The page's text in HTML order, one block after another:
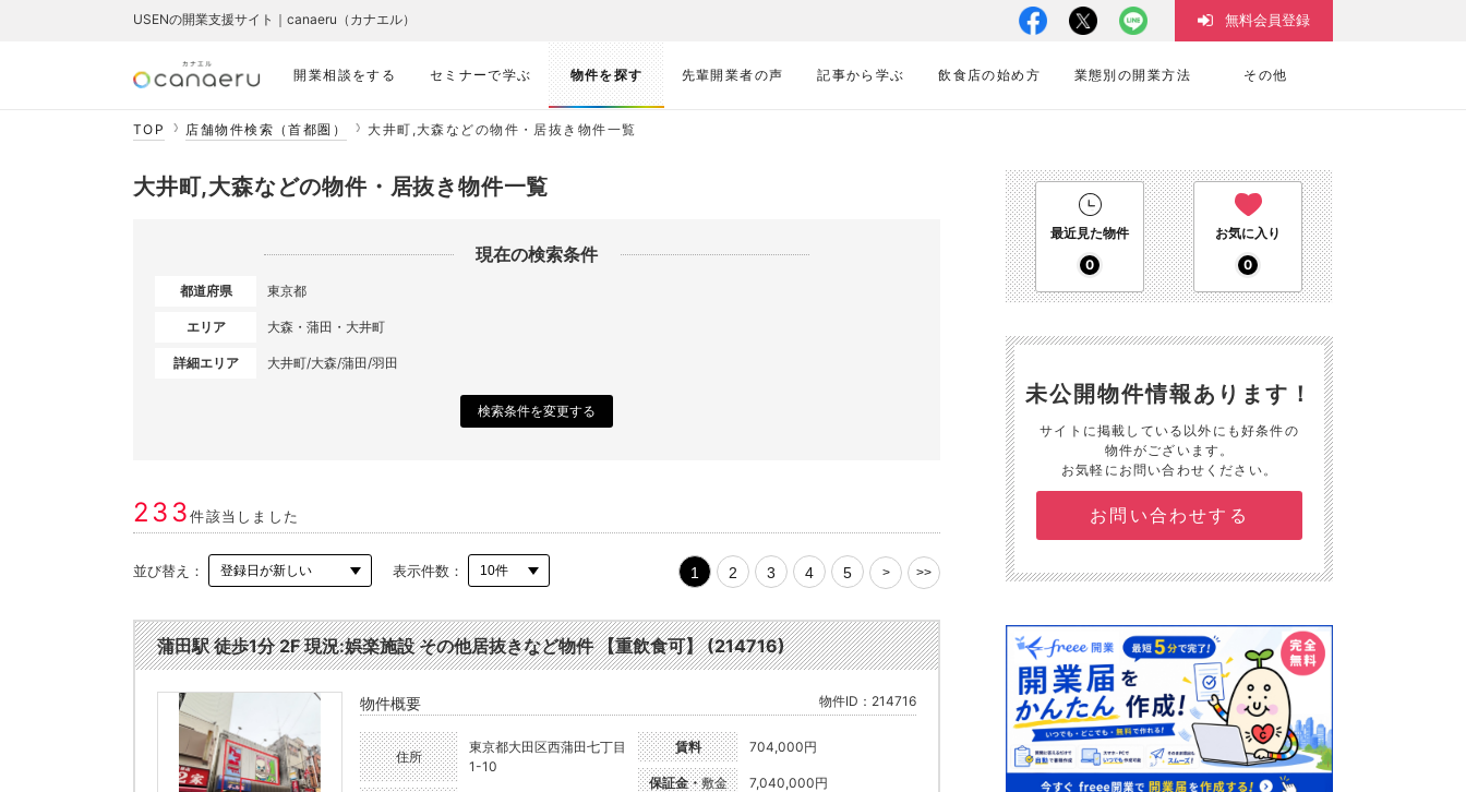
開業相談をする セミナーで学ぶ 物件を探す 先輩開業者の声 記事から学ぶ 飲食店の始め方 業態別の開業方法 その他
USENの開業支援サイト｜canaeru（カナエル） 無料会員登録
TOP 店舗物件検索（首都圏） 大井町,大森などの物件・居抜き物件一覧
大井町,大森などの物件・居抜き物件一覧
現在の検索条件
都道府県 東京都
エリア 大森・蒲田・大井町
詳細エリア 大井町/大森/蒲田/羽田
検索条件を変更する
233件該当しました
並び替え： 表示件数： 1 2 3 4 5 > >>
蒲田駅 徒歩1分 2F 現況:娯楽施設 その他居抜きなど物件 【重飲食可】 (214716)
物件概要 物件ID：214716
住所
東京都大田区西蒲田七丁目
1-10
賃料 704,000円
保証金・敷金 7,040,000円
最近見た物件
0
お気に入り
0
未公開物件情報あります！
サイトに掲載している以外にも好条件の
物件がございます。
お気軽にお問い合わせください。
お問い合わせする